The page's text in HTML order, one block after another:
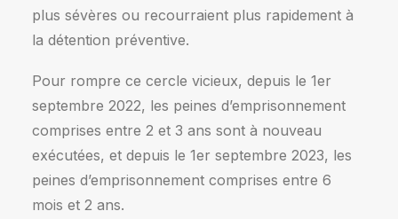
plus sévères ou recourraient plus rapidement à
la détention préventive.
Pour rompre ce cercle vicieux, depuis le 1er
septembre 2022, les peines d’emprisonnement
comprises entre 2 et 3 ans sont à nouveau
exécutées, et depuis le 1er septembre 2023, les
peines d’emprisonnement comprises entre 6
mois et 2 ans.